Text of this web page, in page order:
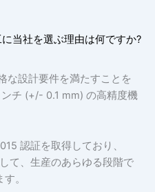
当社を選ぶ理由は何ですか?
な設計要件を満たすことを
チ (+/- 0.1 mm) の高精度機
認証を取得しており、
て、生産のあらゆる段階で
。